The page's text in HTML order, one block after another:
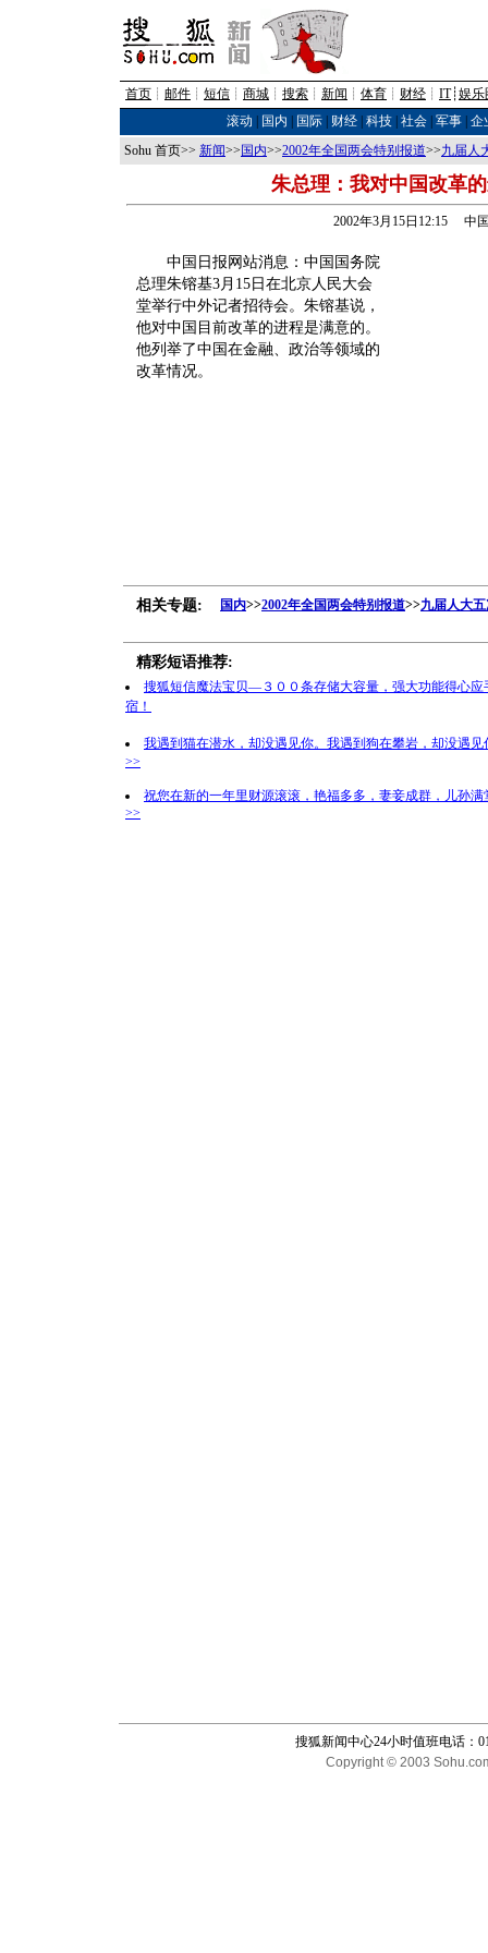
首页 ┊ 邮件 ┊ 短信 ┊ 商城 ┊ 搜索 ┊ 新闻 ┊ 体育 ┊ 财经 ┊ IT┊ 娱乐
滚动
国内 国际| 财经| 科技| 社会| 军事| 企
Sohu 首页>> 新闻>> 国内>>2002年全国两会特别报道>>九届人
朱总理：我对中国改革
2002年3月15日12:15 中
中国日报网站消息：中国国务院
总理朱镕基3月15日在北京人民大会
堂举行中外记者招待会。朱镕基说，
他对中国目前改革的进程是满意的。
他列举了中国在金融、政治等领域的
改革情况。
相关专题: 国内>>2002年全国两会特别报道>>九届人大
精彩短语推荐:
搜狐短信魔法宝贝—３００条存储大容量，强大功能得心
宿！
我遇到猫在潜水，却没遇见你。我遇到狗在攀岩，却没遇
>>
祝您在新的一年里财源滚滚，艳福多多，妻妾成群，儿孙
>>
搜狐新闻中心24小时值班电话：
Copyright © 2003